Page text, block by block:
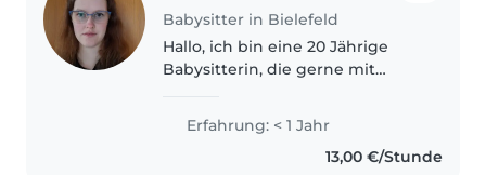
Babysitter in Bielefeld
Hallo, ich bin eine 20 Jährige
Babysitterin, die gerne mit
die Ehrenamtliche Arbeit,
welche ich mache erfahrung mit
Grundschulkindern. Durch das
Erfahrung: < 1 Jahr
13,00 €/Stunde